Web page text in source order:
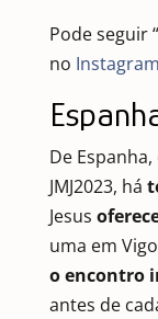
Pode seguir
no Instagram
De
JMJ2023, há
Jesus
uma em
o encontro
antes de